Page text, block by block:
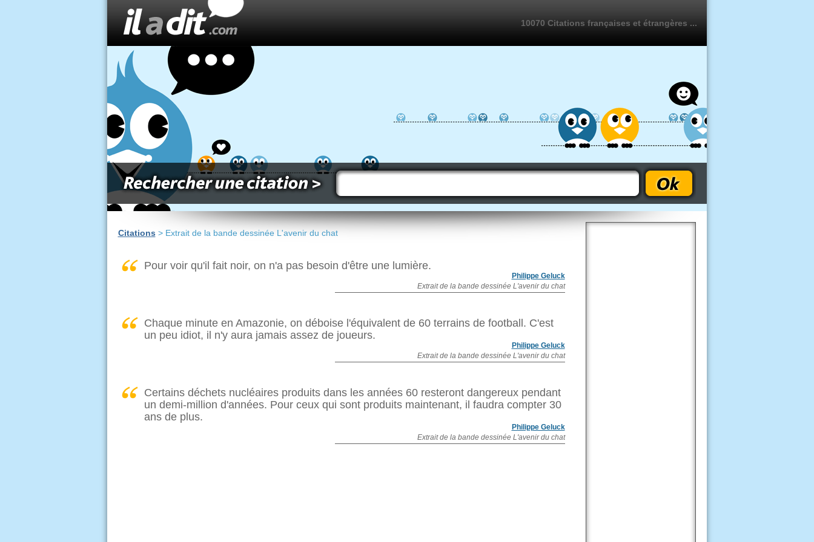
10070 Citations françaises et étrangères ...
Citations > Extrait de la bande dessinée L'avenir du chat
Pour voir qu'il fait noir, on n'a pas besoin d'être une lumière.
Philippe Geluck
Extrait de la bande dessinée L'avenir du chat
Chaque minute en Amazonie, on déboise l'équivalent de 60 terrains de football. C'est
un peu idiot, il n'y aura jamais assez de joueurs.
Philippe Geluck
Extrait de la bande dessinée L'avenir du chat
Certains déchets nucléaires produits dans les années 60 resteront dangereux pendant
un demi-million d'années. Pour ceux qui sont produits maintenant, il faudra compter 30
ans de plus.
Philippe Geluck
Extrait de la bande dessinée L'avenir du chat